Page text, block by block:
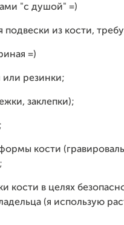
"с душой" =)
подвески из кости,
=)
резинки;
заклепки);
кости
кости в целях
(я использую